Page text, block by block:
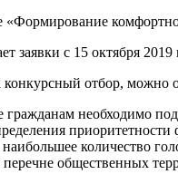
с 15 октября
отбор, можно
гражданам необходимо
количество
общественных